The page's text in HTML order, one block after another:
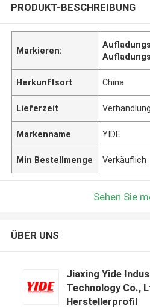
PRODUKT-BESCHREIBUNG
Markieren:
Herkunftsort China
Lieferzeit Verhandlung
Markenname YIDE
Min Bestellmenge Verkäuflich
Sehen Sie
ÜBER UNS
Jiaxing Yide
Technology Co.,
Herstellerprofil